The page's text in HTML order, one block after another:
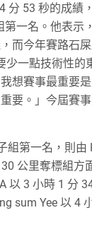
分 53 秒的成績
第一名。他表示
而今年賽路石
少一點技術性的
想賽事最重要
要。」今屆賽
組第一名，則由
公里奪標組方
以 3 小時 1 分
sum Yee 以 4